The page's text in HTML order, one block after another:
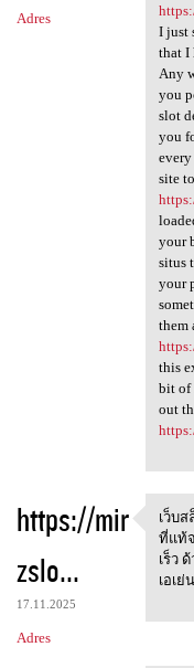
Adres
I just
that I
Any
you
slot
you
site
your
situs
your
them
this
bit of
out
https://mir
zslo...
17.11.2025
Adres
เว็บ
เว็บ
ที่แท้
เร็ว
เอเ